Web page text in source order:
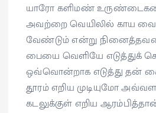
யாரோ களிமண்
அவற்றை வெயிலில் காய
வேண்டும் என்று
பையை வெளியே எடுத்துக்
ஒவ்வொன்றாக எடுத்து தன்
தூரம் எறிய முடியுமோ
கடலுக்குள் எறிய